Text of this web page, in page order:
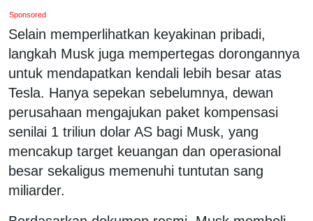
Sponsored
Selain memperlihatkan keyakinan pribadi,
langkah Musk juga mempertegas dorongannya
untuk mendapatkan kendali lebih besar atas
Tesla. Hanya sepekan sebelumnya, dewan
perusahaan mengajukan paket kompensasi
senilai 1 triliun dolar AS bagi Musk, yang
mencakup target keuangan dan operasional
besar sekaligus memenuhi tuntutan sang
miliarder.